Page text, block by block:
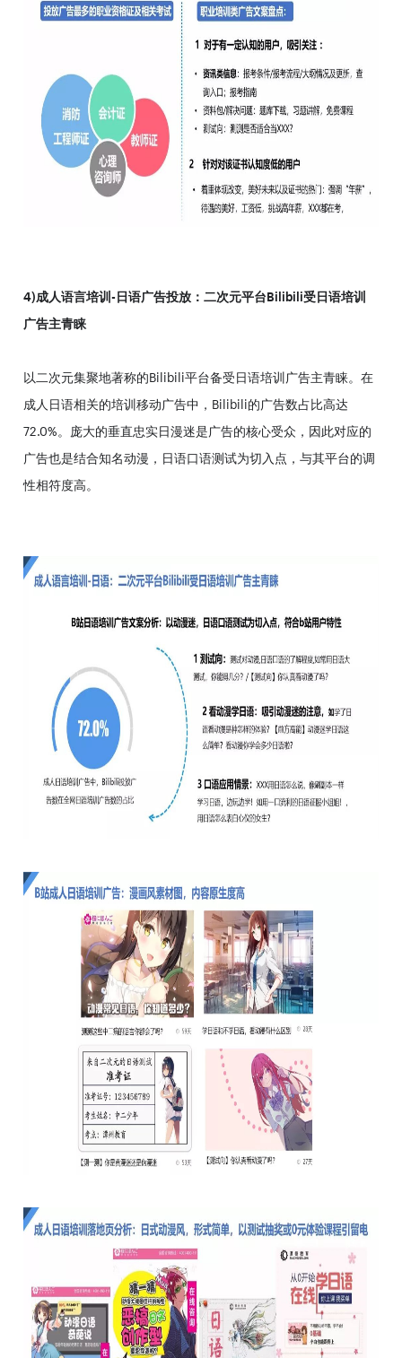
4)成人语言培训-日语广告投放：二次元平台Bilibili受日语培训
广告主青睐
以二次元集聚地著称的Bilibili平台备受日语培训广告主青睐。在
成人日语相关的培训移动广告中，Bilibili的广告数占比高达
72.0%。庞大的垂直忠实日漫迷是广告的核心受众，因此对应的
广告也是结合知名动漫，日语口语测试为切入点，与其平台的调
性相符度高。